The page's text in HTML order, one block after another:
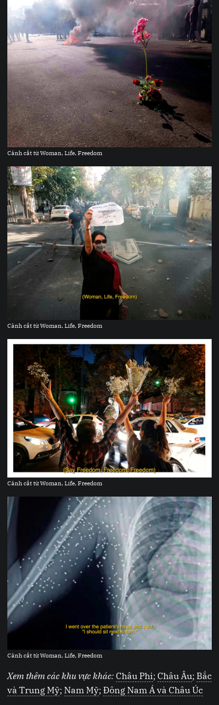
Cảnh cắt từ Woman, Life, Freedom
Cảnh cắt từ Woman, Life, Freedom
Cảnh cắt từ Woman, Life, Freedom
Cảnh cắt từ Woman, Life, Freedom
Xem thêm các khu vực khác: Châu Phi; Châu Âu; Bắc
và Trung Mỹ; Nam Mỹ; Đông Nam Á và Châu Úc